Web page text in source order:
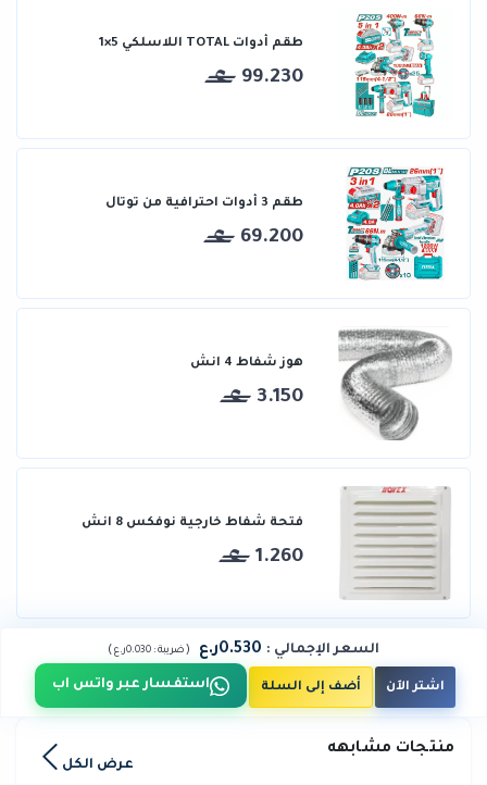
طقم أدوات TOTAL اللاسلكي 5×1
99.230
طقم 3 أدوات احترافية من توتال
69.200
هوز شفاط 4 انش
3.150
فتحة شفاط خارجية نوفكس 8 انش
1.260
السعر الإجمالي : 0.530ر.ع (ضريبة : 0.030ر.ع )
اشتر الآن أضف إلى السلة استفسار عبر واتس اب
منتجات مشابهه
عرض الكل